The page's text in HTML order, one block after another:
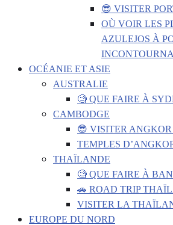
😎 VISITER
OÙ VOIR LES
AZULEJOS À
OCÉANIE ET ASIE
AUSTRALIE
🧐 QUE FAIRE À
CAMBODGE
😎 VISITER ANGKOR
TEMPLES
THAÏLANDE
🧐 QUE FAIRE À
🚗 ROAD TRIP
VISITER LA
EUROPE DU NORD